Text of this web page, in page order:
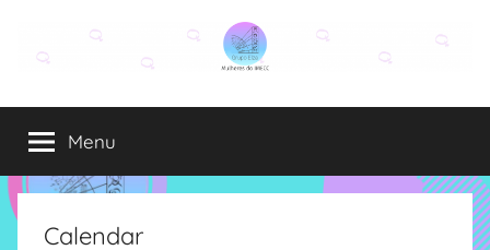
conteúdo
Grupo
Elza
Elza
é
formado
Menu
Calendar